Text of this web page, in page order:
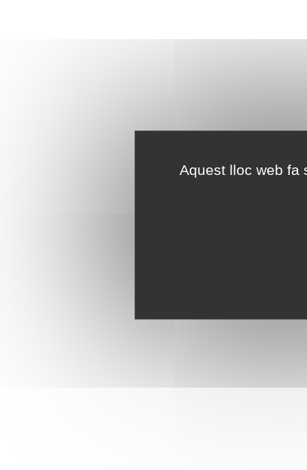
Aquest lloc web fa